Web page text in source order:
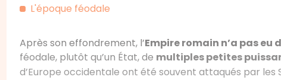
L'époque féodale
Après son effondrement, l’Empire romain n’a pas eu
féodale, plutôt qu’un État, de multiples petites
d’Europe occidentale ont été souvent attaqués par les